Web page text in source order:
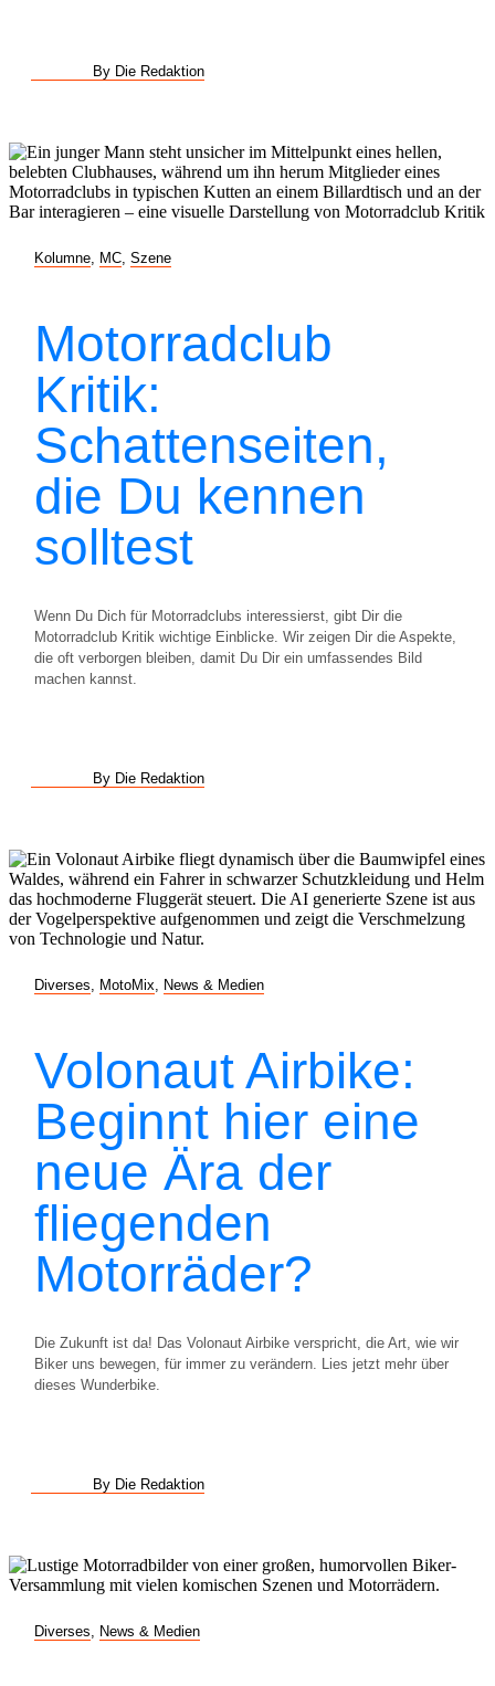
By Die Redaktion
Kolumne MC Szene
Motorradclub
Kritik:
Schattenseiten,
die Du kennen
solltest
Wenn Du Dich für Motorradclubs interessierst, gibt Dir die
Motorradclub Kritik wichtige Einblicke. Wir zeigen Dir die Aspekte,
die oft verborgen bleiben, damit Du Dir ein umfassendes Bild
machen kannst.
By Die Redaktion
Diverses MotoMix News & Medien
Volonaut Airbike:
Beginnt hier eine
neue Ära der
fliegenden
Motorräder?
Die Zukunft ist da! Das Volonaut Airbike verspricht, die Art, wie wir
Biker uns bewegen, für immer zu verändern. Lies jetzt mehr über
dieses Wunderbike.
By Die Redaktion
Diverses News & Medien